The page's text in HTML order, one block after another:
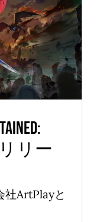
リリー
リリー
社ArtPlayと